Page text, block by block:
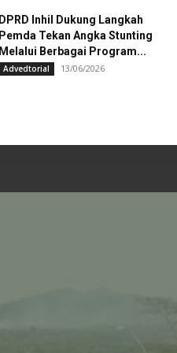
DPRD Inhil Dukung Langkah
Pemda Tekan Angka Stunting
Melalui Berbagai Program...
Advedtorial 13/06/2026